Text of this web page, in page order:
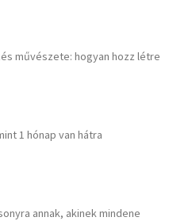
művészete: hogyan hozz létre
1 hónap van hátra
annak, akinek mindene